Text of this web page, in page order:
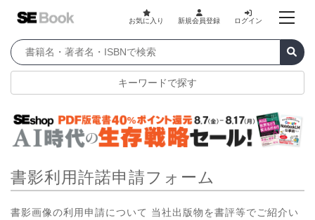
お気に入り 新規会員登録 ログイン
キーワードで探す
書影利用許諾申請フォーム
書影画像の利用申請について 当社出版物を書評等でご紹介い